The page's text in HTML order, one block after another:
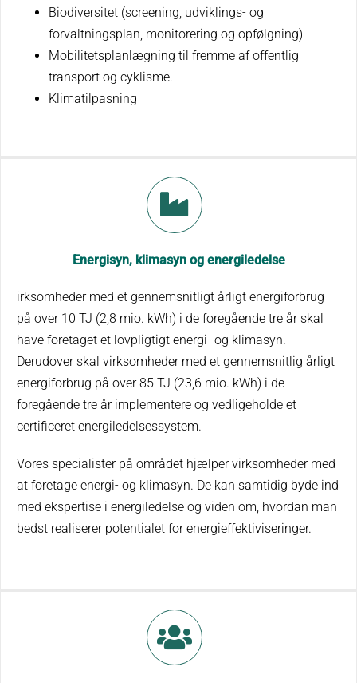
Biodiversitet (screening, udviklings- og
forvaltningsplan, monitorering og opfølgning)
Mobilitetsplanlægning til fremme af offentlig
transport og cyklisme.
Klimatilpasning
Energisyn, klimasyn og energiledelse
irksomheder med et gennemsnitligt årligt energiforbrug
på over 10 TJ (2,8 mio. kWh) i de foregående tre år skal
have foretaget et lovpligtigt energi- og klimasyn.
Derudover skal virksomheder med et gennemsnitlig årligt
energiforbrug på over 85 TJ (23,6 mio. kWh) i de
foregående tre år implementere og vedligeholde et
certificeret energiledelsessystem.
Vores specialister på området hjælper virksomheder med
at foretage energi- og klimasyn. De kan samtidig byde ind
med ekspertise i energiledelse og viden om, hvordan man
bedst realiserer potentialet for energieffektiviseringer.